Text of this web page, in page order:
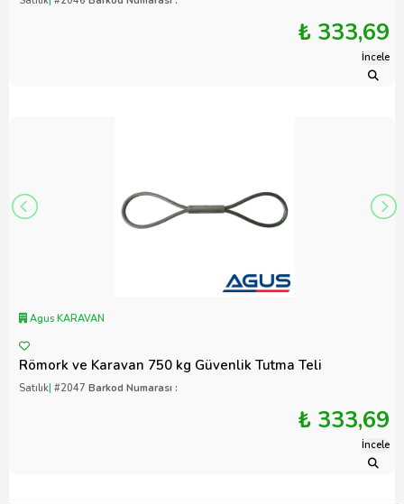
₺ 333,69
İncele
Agus KARAVAN
Römork ve Karavan 750 kg Güvenlik Tutma Teli
Satılık| #2047 Barkod Numarası :
₺ 333,69
İncele